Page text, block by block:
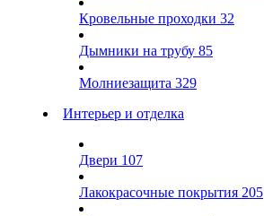
Кровельные проходки 32
Дымники на трубу 85
Молниезащита 329
Интерьер и отделка
Двери 107
Лакокрасочные покрытия 205